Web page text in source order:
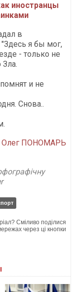
иностранцы
в
я бы мог,
- только не
и не
Снова..
Олег ПОНОМАРЬ
Сміливо поділися
через ці кнопки